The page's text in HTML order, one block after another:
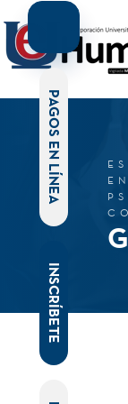
PAGOS EN LÍNEA
INSCRÍBETE